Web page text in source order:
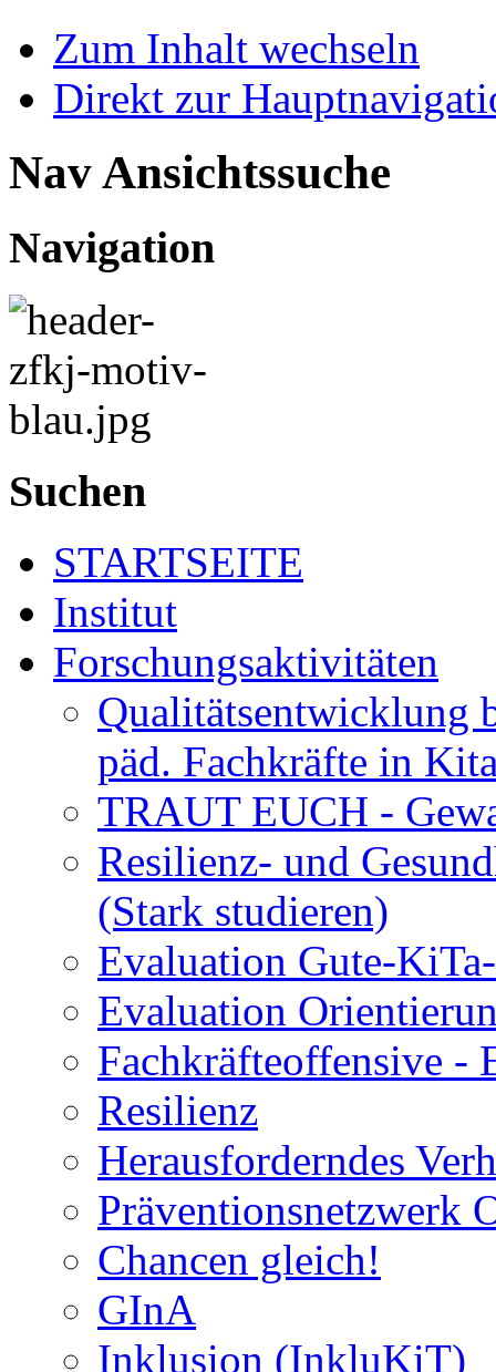
Zum Inhalt wechseln
Direkt zur
Nav Ansichtssuche
Navigation
Suchen
STARTSEITE
Institut
Forschungsaktivitäten
Qualitätsentwicklung
päd. Fachkräfte in
TRAUT EUCH -
Resilienz- und
(Stark studieren)
Evaluation Gute-
Evaluation
Fachkräfteoffensive -
Resilienz
Herausforderndes
Präventionsnetzwerk
Chancen gleich!
GInA
Inklusion (InkluKiT)